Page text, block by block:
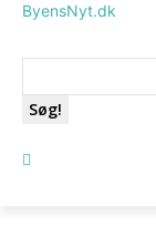
ByensNyt.dk
Søg!